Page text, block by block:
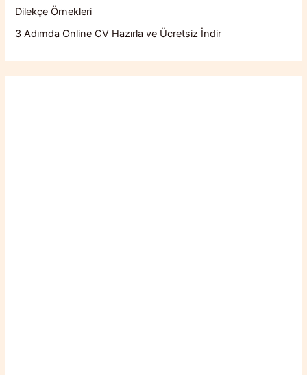
Dilekçe Örnekleri
3 Adımda Online CV Hazırla ve Ücretsiz İndir